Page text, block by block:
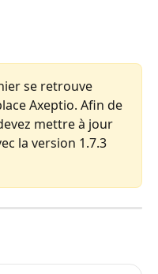
se retrouve
Axeptio. Afin de
mettre à jour
la version 1.7.3